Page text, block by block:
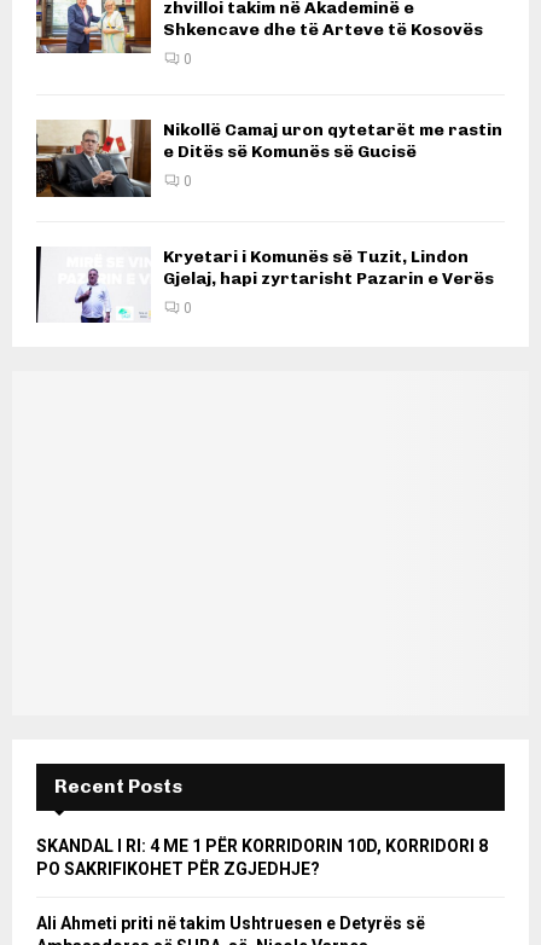
zhvilloi takim në Akademinë e
Shkencave dhe të Arteve të Kosovës
0
Nikollë Camaj uron qytetarët me rastin
e Ditës së Komunës së Gucisë
0
Kryetari i Komunës së Tuzit, Lindon
Gjelaj, hapi zyrtarisht Pazarin e Verës
0
Recent Posts
SKANDAL I RI: 4 ME 1 PËR KORRIDORIN 10D, KORRIDORI 8
PO SAKRIFIKOHET PËR ZGJEDHJE?
Ali Ahmeti priti në takim Ushtruesen e Detyrës së